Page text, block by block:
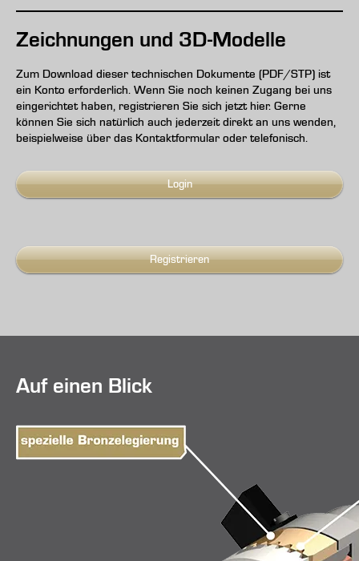
Zeichnungen und 3D-Modelle
Zum Download dieser technischen Dokumente (PDF/STP) ist
ein Konto erforderlich. Wenn Sie noch keinen Zugang bei uns
eingerichtet haben, registrieren Sie sich jetzt hier. Gerne
können Sie sich natürlich auch jederzeit direkt an uns wenden,
beispielweise über das Kontaktformular oder telefonisch.
Login
Registrieren
Auf einen Blick